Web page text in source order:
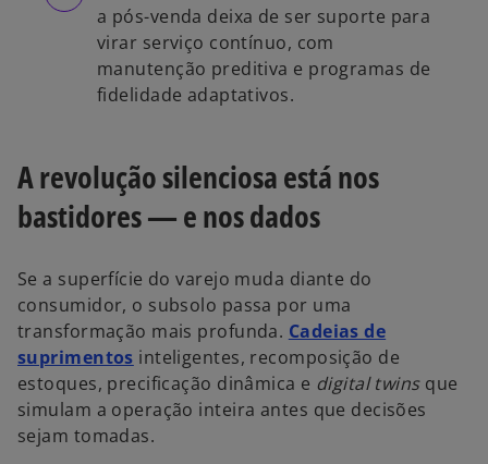
a pós-venda deixa de ser suporte para
virar serviço contínuo, com
manutenção preditiva e programas de
fidelidade adaptativos.
A revolução silenciosa está nos
bastidores — e nos dados
Se a superfície do varejo muda diante do
consumidor, o subsolo passa por uma
transformação mais profunda. Cadeias de
suprimentos inteligentes, recomposição de
estoques, precificação dinâmica e digital twinsque
simulam a operação inteira antes que decisões
sejam tomadas.